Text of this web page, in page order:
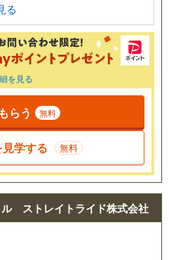
る
を見る
らう 無料
学する 無料
ストレイトライド株式会社